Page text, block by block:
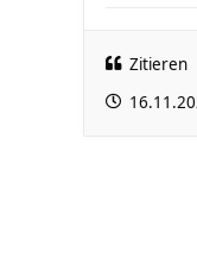
Zitieren